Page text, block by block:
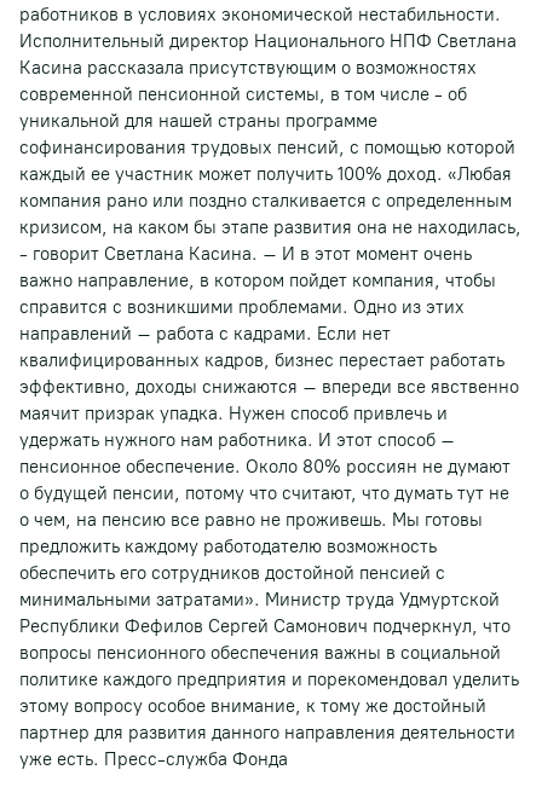
работников в условиях экономической нестабильности.
Исполнительный директор Национального НПФ Светлана
Касина рассказала присутствующим о возможностях
современной пенсионной системы, в том числе - об
уникальной для нашей страны программе
софинансирования трудовых пенсий, с помощью которой
каждый ее участник может получить 100% доход. «Любая
компания рано или поздно сталкивается с определенным
кризисом, на каком бы этапе развития она не находилась,
- говорит Светлана Касина. – И в этот момент очень
важно направление, в котором пойдет компания, чтобы
справится с возникшими проблемами. Одно из этих
направлений – работа с кадрами. Если нет
квалифицированных кадров, бизнес перестает работать
эффективно, доходы снижаются – впереди все явственно
маячит призрак упадка. Нужен способ привлечь и
удержать нужного нам работника. И этот способ –
пенсионное обеспечение. Около 80% россиян не думают
о будущей пенсии, потому что считают, что думать тут не
о чем, на пенсию все равно не проживешь. Мы готовы
предложить каждому работодателю возможность
обеспечить его сотрудников достойной пенсией с
минимальными затратами». Министр труда Удмуртской
Республики Фефилов Сергей Самонович подчеркнул, что
вопросы пенсионного обеспечения важны в социальной
политике каждого предприятия и порекомендовал уделить
этому вопросу особое внимание, к тому же достойный
партнер для развития данного направления деятельности
уже есть. Пресс-служба Фонда